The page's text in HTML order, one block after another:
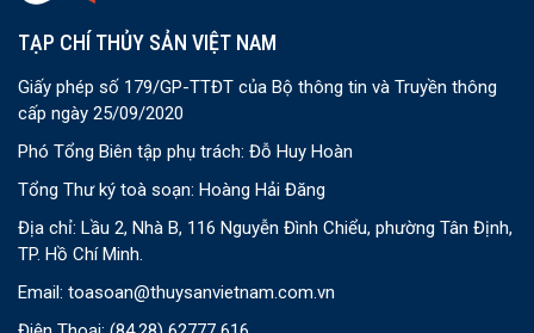
TẠP CHÍ THỦY SẢN VIỆT NAM
Giấy phép số 179/GP-TTĐT của Bộ thông tin và Truyền thông
cấp ngày 25/09/2020
Phó Tổng Biên tập phụ trách: Đỗ Huy Hoàn
Tổng Thư ký toà soạn: Hoàng Hải Đăng
Địa chỉ: Lầu 2, Nhà B, 116 Nguyễn Đình Chiểu, phường Tân Định,
TP. Hồ Chí Minh.
Email: toasoan@thuysanvietnam.com.vn